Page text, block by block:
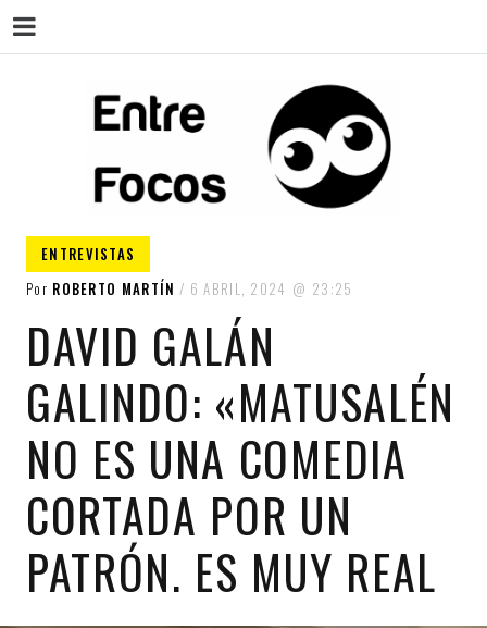
ENTREVISTAS
Por ROBERTO MARTÍN 6 ABRIL, 2024 23:25
DAVID GALÁN
GALINDO: «MATUSALÉN
NO ES UNA COMEDIA
CORTADA POR UN
PATRÓN. ES MUY REAL